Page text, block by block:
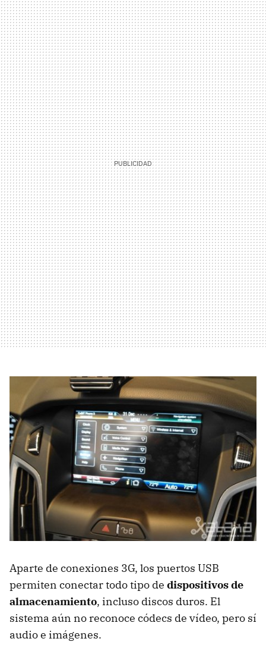
Aparte de conexiones 3G, los puertos USB
permiten conectar todo tipo de dispositivos de
almacenamiento, incluso discos duros. El
sistema aún no reconoce códecs de vídeo, pero sí
audio e imágenes.